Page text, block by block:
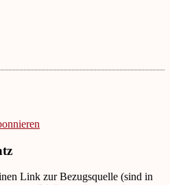
Link zur Bezugsquelle (sind in